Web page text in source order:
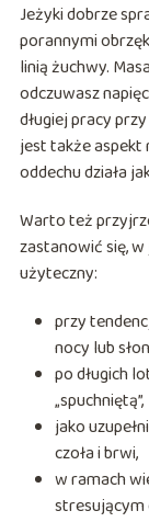
Jeżyki dobrze
porannymi
linią żuchwy.
odczuwasz
długiej pracy
jest także aspekt
oddechu działa
Warto też
zastanowić się,
użyteczny:
przy
nocy lub
po długich
„spuchniętą”,
jako
czoła i brwi,
w ramach
stresującym